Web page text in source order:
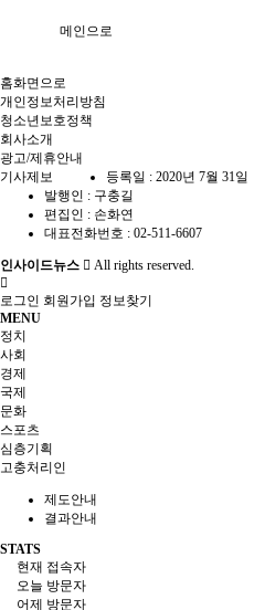
메인으로
홈화면으로
개인정보처리방침
청소년보호정책
회사소개
광고/제휴안내
기사제보
등록일 : 2020년 7월 31일
발행인 : 구충길
편집인 : 손화연
대표전화번호 : 02-511-6607
인사이드뉴스 All rights reserved.
로그인 회원가입 정보찾기
MENU
정치
사회
경제
국제
문화
스포츠
심층기획
고충처리인
제도안내
결과안내
STATS
현재 접속자
오늘 방문자
어제 방문자